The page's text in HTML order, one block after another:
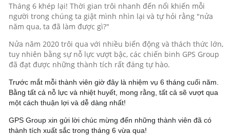
Tháng 6 khép lại! Thời gian trôi nhanh đến nổi khiến mỗi
người trong chúng ta giật mình nhìn lại và tự hỏi rằng "nửa
năm qua, ta đã làm được gì?"
Nửa năm 2020 trôi qua với nhiều biến động và thách thức lớn,
tuy nhiên bằng sự nỗ lực vượt bậc, các chiến binh GPS Group
đã đạt được những thành tích rất đáng tự hào.
Trước mắt mỗi thành viên giờ đây là nhiệm vụ 6 tháng cuối năm.
Bằng tất cả nỗ lực và nhiệt huyết, mong rằng, tất cả sẽ vượt qua
một cách thuận lợi và dễ dàng nhất!
GPS Group xin gửi lời chúc mừng đến những thành viên đã có
thành tích xuất sắc trong tháng 6 vừa qua!